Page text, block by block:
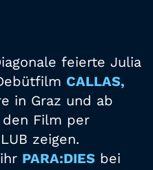
feierte Julia
CALLAS,
in Graz und ab
Film per
zeigen.
PARA:DIES bei